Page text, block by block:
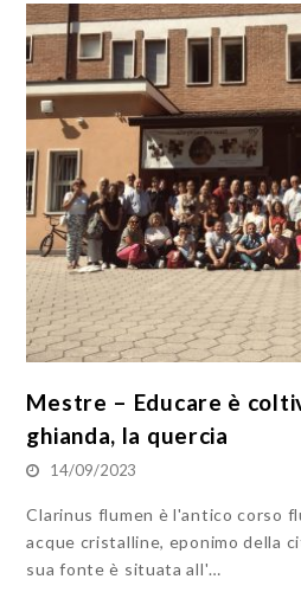
Mestre – Educare è
ghianda, la quercia
14/09/2023
Clarinus flumen è l'antico corso
acque cristalline, eponimo della
sua fonte è situata all'…